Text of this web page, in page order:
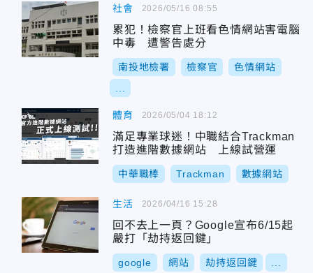
社會
累犯！檢察官上班看色情網站害電腦
中毒 遭警告處分
南投地檢署 檢察官 色情網站
2026/05/16 08:55
體育
滿足專業球迷！中職結合Trackman
打造進階數據網站 上線試營運
中華職棒 Trackman 數據網站
2026/05/04 18:12
生活
回不去上一頁？Google宣布6/15起
嚴打「劫持返回鍵」
google 網站 劫持返回鍵
2026/04/16 15:28